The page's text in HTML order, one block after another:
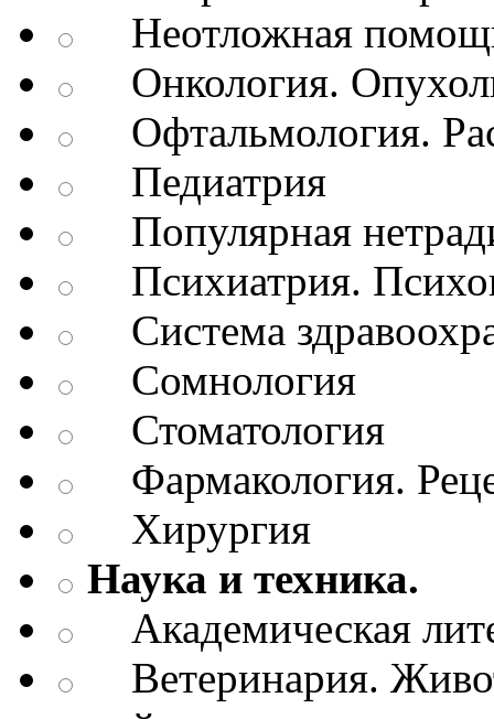
Неотложная
Онкология.
Офтальмология.
Педиатрия
Популярная
Психиатрия.
Система
Сомнология
Стоматология
Фармакология.
Хирургия
Наука и техника.
Академическая
Ветеринария.